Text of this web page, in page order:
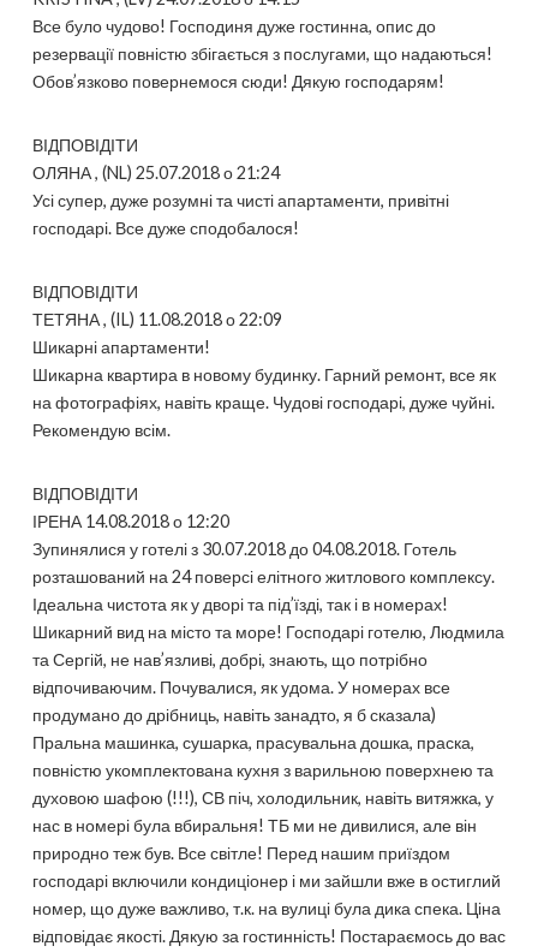
Все було чудово! Господиня дуже гостинна, опис до
резервації повністю збігається з послугами, що надаються!
Обов’язково повернемося сюди! Дякую господарям!
ВІДПОВІДІТИ
ОЛЯНА , (NL) 25.07.2018 о 21:24
Усі супер, дуже розумні та чисті апартаменти, привітні
господарі. Все дуже сподобалося!
ВІДПОВІДІТИ
ТЕТЯНА , (IL) 11.08.2018 о 22:09
Шикарні апартаменти!
Шикарна квартира в новому будинку. Гарний ремонт, все як
на фотографіях, навіть краще. Чудові господарі, дуже чуйні.
Рекомендую всім.
ВІДПОВІДІТИ
ІРЕНА 14.08.2018 о 12:20
Зупинялися у готелі з 30.07.2018 до 04.08.2018. Готель
розташований на 24 поверсі елітного житлового комплексу.
Ідеальна чистота як у дворі та під’їзді, так і в номерах!
Шикарний вид на місто та море! Господарі готелю, Людмила
та Сергій, не нав’язливі, добрі, знають, що потрібно
відпочиваючим. Почувалися, як удома. У номерах все
продумано до дрібниць, навіть занадто, я б сказала)
Пральна машинка, сушарка, прасувальна дошка, праска,
повністю укомплектована кухня з варильною поверхнею та
духовою шафою (!!!), СВ піч, холодильник, навіть витяжка, у
нас в номері була вбиральня! ТБ ми не дивилися, але він
природно теж був. Все світле! Перед нашим приїздом
господарі включили кондиціонер і ми зайшли вже в остиглий
номер, що дуже важливо, т.к. на вулиці була дика спека. Ціна
відповідає якості. Дякую за гостинність! Постараємось до вас